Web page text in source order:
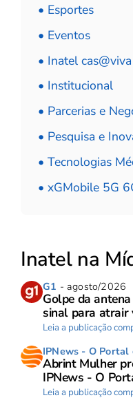
• Esportes
• Eventos
• Inatel cas@viva
• Institucional
• Parcerias e
• Pesquisa e
• Tecnologias
• xGMobile 5G
Inatel na
G1 - agosto/2026
Golpe da
sinal para atrair
Leia a publicação
IPNews - O
Abrint Mulher
IPNews - O
Leia a publicação